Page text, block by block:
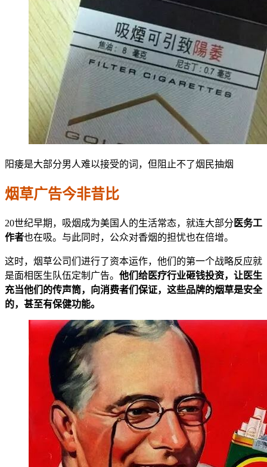
阳痿是大部分男人难以接受的词，但阻止不了烟民抽烟
烟草广告今非昔比
20世纪早期，吸烟成为美国人的生活常态，就连大部分 医务工
作者也在吸。与此同时，公众对香烟的担忧也在倍增。
这时，烟草公司们进行了资本运作，他们的第一个战略反应就
是面相医生队伍定制广告。 他们给医疗行业砸钱投资，让医生
充当他们的传声筒，向消费者们保证，这些品牌的烟草是安全
的，甚至有保健功能。